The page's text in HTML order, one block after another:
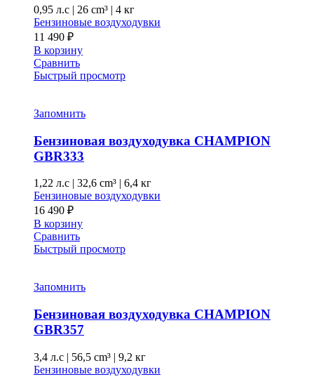
0,95 л.с | 26 cm³ | 4 кг
Бензиновые воздуходувки
11 490 ₽
В корзину
Сравнить
Быстрый просмотр
Запомнить
Бензиновая воздуходувка CHAMPION
GBR333
1,22 л.с | 32,6 cm³ | 6,4 кг
Бензиновые воздуходувки
16 490 ₽
В корзину
Сравнить
Быстрый просмотр
Запомнить
Бензиновая воздуходувка CHAMPION
GBR357
3,4 л.с | 56,5 cm³ | 9,2 кг
Бензиновые воздуходувки